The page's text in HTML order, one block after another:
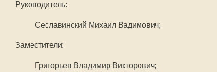
Руководитель:
Сеславинский Михаил Вадимович;
Заместители:
Григорьев Владимир Викторович;